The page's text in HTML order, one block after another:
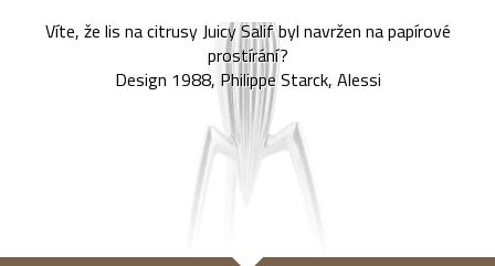
Víte, že lis na citrusy Juicy Salif byl navržen na papírové
prostírání?
Design 1988, Philippe Starck, Alessi